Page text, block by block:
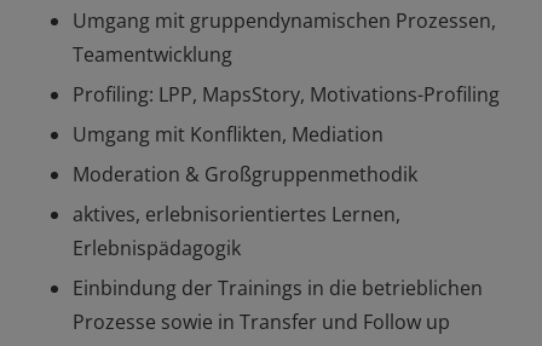
Umgang mit gruppendynamischen Prozessen,
Teamentwicklung
Profiling: LPP, MapsStory, Motivations-Profiling
Umgang mit Konflikten, Mediation
Moderation & Großgruppenmethodik
aktives, erlebnisorientiertes Lernen,
Erlebnispädagogik
Einbindung der Trainings in die betrieblichen
Prozesse sowie in Transfer und Follow up